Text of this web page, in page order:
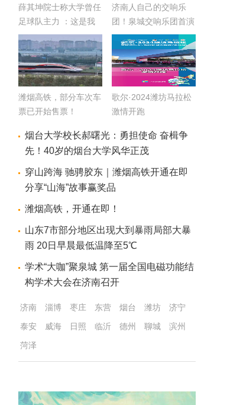
薛其坤院士称大学曾任
足球队主力 ：这是我
在足球事业上最辉煌的
成就
济南人自己的交响乐
团！泉城交响乐团首演
潍烟高铁，部分车次车
票已开始售票！
歌尔·2024潍坊马拉松
激情开跑
烟台大学校长郝曙光：勇担使命 奋楫争
先！40岁的烟台大学风华正茂
穿山跨海 驰骋胶东｜潍烟高铁开通在即
分享“山海”故事赢奖品
潍烟高铁，开通在即！
山东7市部分地区出现大到暴雨局部大暴
雨 20日早晨最低温降至5℃
学术“大咖”聚泉城 第一届全国电磁功能结
构学术大会在济南召开
济南 淄博 枣庄 东营 烟台 潍坊
济宁
泰安
威海 日照 临沂 德州 聊城
滨州
菏泽